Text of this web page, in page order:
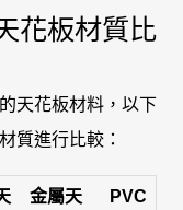
花板材質比
天花板材料，以下
質進行比較：
金屬天
PVC